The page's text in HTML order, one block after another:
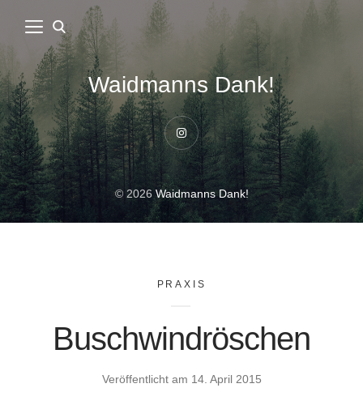
Waidmanns Dank!
Instagram
© 2026Waidmanns Dank!
PRAXIS
Buschwindröschen
Veröffentlicht am 14. April 2015